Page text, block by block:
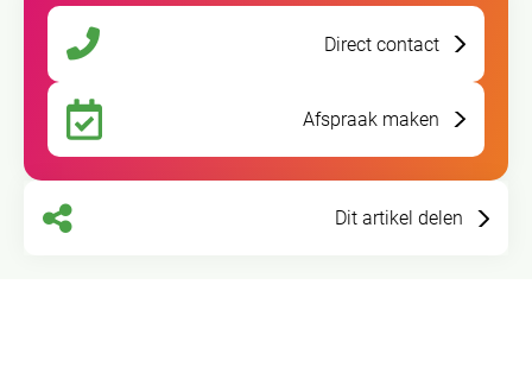
Direct contact
Afspraak maken
Dit artikel delen